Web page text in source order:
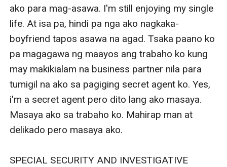
ako para mag-asawa. I'm still enjoying my single
life. At isa pa, hindi pa nga ako nagkaka-
boyfriend tapos asawa na agad. Tsaka paano ko
pa magagawa ng maayos ang trabaho ko kung
may makikialam na business partner nila para
tumigil na ako sa pagiging secret agent ko. Yes,
i'm a secret agent pero dito lang ako masaya.
Masaya ako sa trabaho ko. Mahirap man at
delikado pero masaya ako.
SPECIAL SECURITY AND INVESTIGATIVE